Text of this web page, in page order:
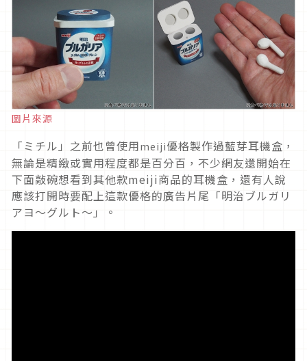
圖片來源
「ミチル」之前也曾使用meiji優格製作過藍芽耳機盒，
無論是精緻或實用程度都是百分百，不少網友還開始在
下面敲碗想看到其他款meiji商品的耳機盒，還有人說
應該打開時要配上這款優格的廣告片尾「明治ブルガリ
アヨ〜グルト〜」。